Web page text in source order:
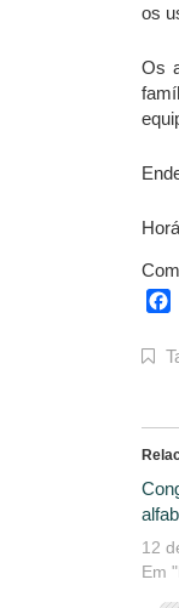
os
Os
12
Em